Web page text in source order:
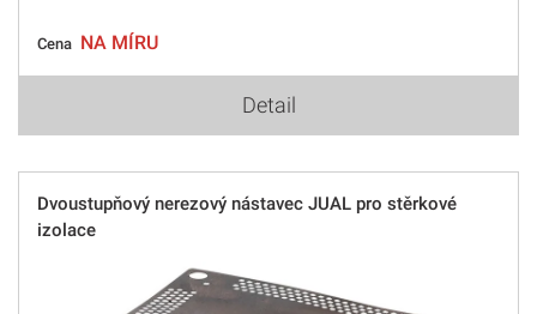
Cena NA MÍRU
Detail
Dvoustupňový nerezový nástavec JUAL pro stěrkové
izolace